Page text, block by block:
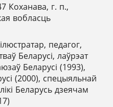
Коханава, г. п.,
вобласць
педагог,
Беларусі, лаўрэат
Беларусі (1993),
(2000), спецыяльнай
Беларусь дзеячам